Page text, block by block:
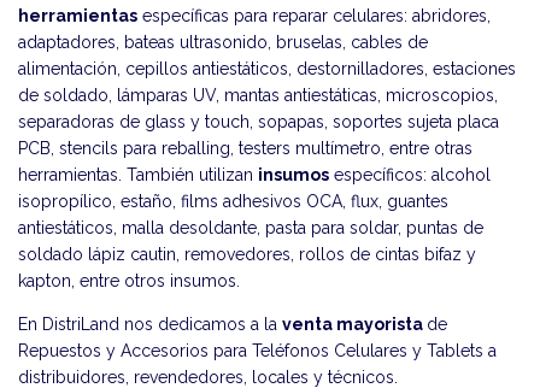
herramientas específicas para reparar celulares: abridores,
adaptadores, bateas ultrasonido, bruselas, cables de
alimentación, cepillos antiestáticos, destornilladores, estaciones
de soldado, lámparas UV, mantas antiestáticas, microscopios,
separadoras de glass y touch, sopapas, soportes sujeta placa
PCB, stencils para reballing, testers multímetro, entre otras
herramientas. También utilizan insumos específicos: alcohol
isopropílico, estaño, films adhesivos OCA, flux, guantes
antiestáticos, malla desoldante, pasta para soldar, puntas de
soldado lápiz cautin, removedores, rollos de cintas bifaz y
kapton, entre otros insumos.
En DistriLand nos dedicamos a la venta mayorista de
Repuestos y Accesorios para Teléfonos Celulares y Tablets a
distribuidores, revendedores, locales y técnicos.